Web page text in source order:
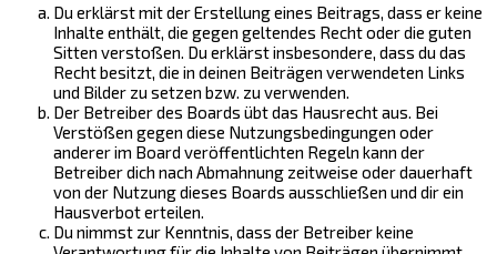
Du erklärst mit der Erstellung eines Beitrags, dass er keine
Inhalte enthält, die gegen geltendes Recht oder die guten
Sitten verstoßen. Du erklärst insbesondere, dass du das
Recht besitzt, die in deinen Beiträgen verwendeten Links
und Bilder zu setzen bzw. zu verwenden.
Der Betreiber des Boards übt das Hausrecht aus. Bei
Verstößen gegen diese Nutzungsbedingungen oder
anderer im Board veröffentlichten Regeln kann der
Betreiber dich nach Abmahnung zeitweise oder dauerhaft
von der Nutzung dieses Boards ausschließen und dir ein
Hausverbot erteilen.
Du nimmst zur Kenntnis, dass der Betreiber keine